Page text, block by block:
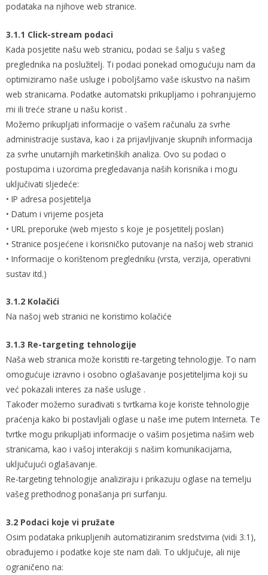
podataka na njihove web stranice.
3.1.1 Click-stream podaci
Kada posjetite našu web stranicu, podaci se šalju s vašeg
preglednika na poslužitelj. Ti podaci ponekad omogućuju nam da
optimiziramo naše usluge i poboljšamo vaše iskustvo na našim
web stranicama. Podatke automatski prikupljamo i pohranjujemo
mi ili treće strane u našu korist .
Možemo prikupljati informacije o vašem računalu za svrhe
administracije sustava, kao i za prijavljivanje skupnih informacija
za svrhe unutarnjih marketinških analiza. Ovo su podaci o
postupcima i uzorcima pregledavanja naših korisnika i mogu
uključivati sljedeće:
• IP adresa posjetitelja
• Datum i vrijeme posjeta
• URL preporuke (web mjesto s koje je posjetitelj poslan)
• Stranice posjećene i korisničko putovanje na našoj web stranici
• Informacije o korištenom pregledniku (vrsta, verzija, operativni
sustav itd.)
3.1.2 Kolačići
Na našoj web stranici ne koristimo kolačiće
3.1.3 Re-targeting tehnologije
Naša web stranica može koristiti re-targeting tehnologije. To nam
omogućuje izravno i osobno oglašavanje posjetiteljima koji su
već pokazali interes za naše usluge .
Također možemo surađivati s tvrtkama koje koriste tehnologije
praćenja kako bi postavljali oglase u naše ime putem Interneta. Te
tvrtke mogu prikupljati informacije o vašim posjetima našim web
stranicama, kao i vašoj interakciji s našim komunikacijama,
uključujući oglašavanje.
Re-targeting tehnologije analiziraju i prikazuju oglase na temelju
vašeg prethodnog ponašanja pri surfanju.
3.2 Podaci koje vi pružate
Osim podataka prikupljenih automatiziranim sredstvima (vidi 3.1),
obrađujemo i podatke koje ste nam dali. To uključuje, ali nije
ograničeno na: